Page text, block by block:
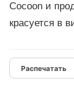
Cocoon и
красуется в